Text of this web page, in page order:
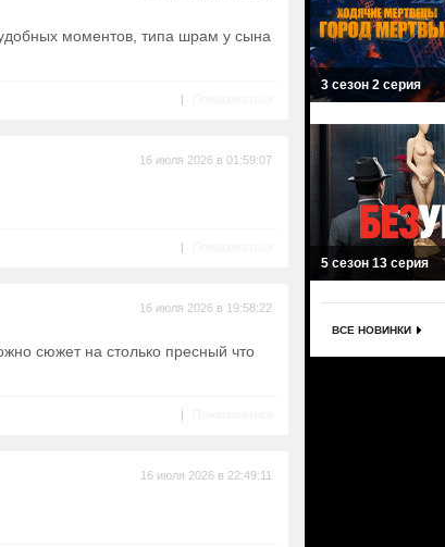
моментов, типа шрам у сына
|
16 июля 2026 в 01:59:07
|
16 июля 2026 в 19:58:22
сюжет на столько пресный что
|
16 июля 2026 в 22:49:11
3 сезон 2 серия
5 сезон 13 серия
ВСЕ НОВИНКИ